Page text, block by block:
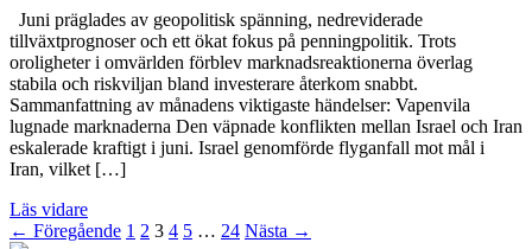
Juni präglades av geopolitisk spänning, nedreviderade
tillväxtprognoser och ett ökat fokus på penningpolitik. Trots
oroligheter i omvärlden förblev marknadsreaktionerna överlag
stabila och riskviljan bland investerare återkom snabbt.
Sammanfattning av månadens viktigaste händelser: Vapenvila
lugnade marknaderna Den väpnade konflikten mellan Israel och Iran
eskalerade kraftigt i juni. Israel genomförde flyganfall mot mål i
Iran, vilket […]
Läs vidare
← Föregående 1 2 3 4 5 … 24 Nästa →